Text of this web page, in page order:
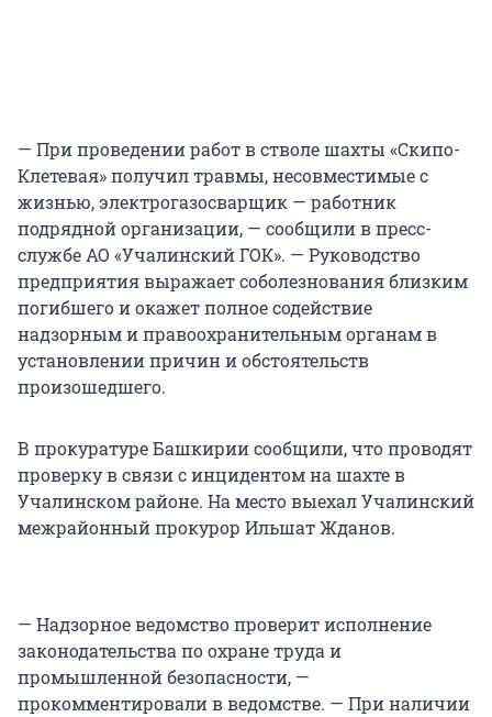
— При проведении работ в стволе шахты «Скипо-
Клетевая» получил травмы, несовместимые с
жизнью, электрогазосварщик — работник
подрядной организации, — сообщили в пресс-
службе АО «Учалинский ГОК». — Руководство
предприятия выражает соболезнования близким
погибшего и окажет полное содействие
надзорным и правоохранительным органам в
установлении причин и обстоятельств
произошедшего.
В прокуратуре Башкирии сообщили, что проводят
проверку в связи с инцидентом на шахте в
Учалинском районе. На место выехал Учалинский
межрайонный прокурор Ильшат Жданов.
— Надзорное ведомство проверит исполнение
законодательства по охране труда и
промышленной безопасности, —
прокомментировали в ведомстве. — При наличии